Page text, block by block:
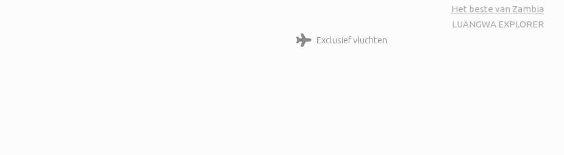
Het beste van Zambia
LUANGWA EXPLORER